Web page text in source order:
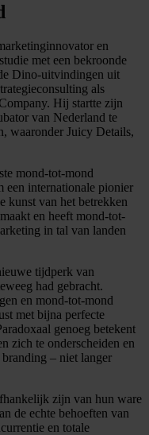
en
met een bekroonde
Dino-uitvindingen uit
als
Hij startte zijn
van Nederland te
waaronder Juicy Details,
mond-tot-mond
internationale pionier
kunst van het betrekken
en heeft mond-tot-
in tal van landen
tijdperk van
had gebracht.
en mond-tot-mond
met bijna perfecte
genoeg betekent
zich te onderscheiden en
– niet langer
zijn van hun ware
de echte behoeften van
en totale